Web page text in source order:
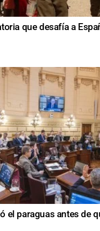
que desafía a
el paraguas antes de